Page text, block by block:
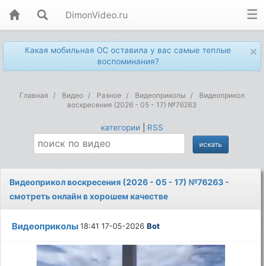
DimonVideo.ru
×
Какая мобильная ОС оставила у вас самые теплые
воспоминания?
Главная Видео Разное Видеоприколы
Видеоприкол
воскресения (2026 - 05 - 17) №76263
категории RSS
Видеоприкол воскресения (2026 - 05 - 17) №76263 -
смотреть онлайн в хорошем качестве
Видеоприколы18:41 17-05-2026Bot